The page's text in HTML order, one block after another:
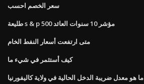
سعر الخصم احسب
طليعة s & p 500 مؤشر 10 سنوات العائد
متى ارتفعت أسعار النفط الخام
كيف أستثمر في شيء ما
ما هو معدل ضريبة الدخل الحالية في ولاية كاليفورنيا